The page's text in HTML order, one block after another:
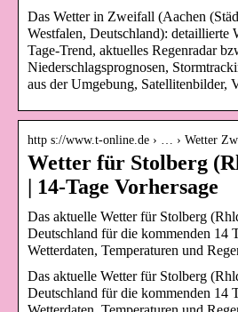
Das Wetter in Zweifall (Aachen
Westfalen, Deutschland): detaillierte
Tage-Trend, aktuelles Regenradar
Niederschlagsprognosen,
aus der Umgebung, Satellitenbilder,
http s://www.t-online.de › … › Wetter
Wetter für Stolberg
| 14-Tage Vorhersage
Das aktuelle Wetter für Stolberg
Deutschland für die kommenden 14
Wetterdaten, Temperaturen und
Das aktuelle Wetter für Stolberg
Deutschland für die kommenden 14